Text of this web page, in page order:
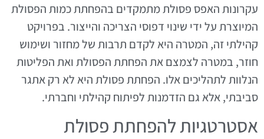
עקרונות האפס פסולת מתמקדים בהפחתת כמות הפסולת
המיוצרת על ידי שינוי דפוסי הצריכה והייצור. בפרויקט
קהילתי זה, המטרה היא לקדם תרבות של מחזור ושימוש
חוזר, במטרה לצמצם את הפחתת הפסולת ואת הפליטות
הנלוות לתהליכים אלו. הפחתת פסולת היא לא רק אתגר
סביבתי, אלא גם הזדמנות לפיתוח קהילתי וחברתי.
אסטרטגיות להפחתת פסולת